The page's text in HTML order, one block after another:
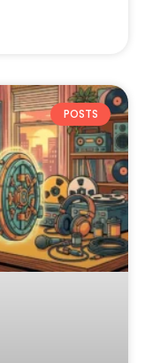
POSTS